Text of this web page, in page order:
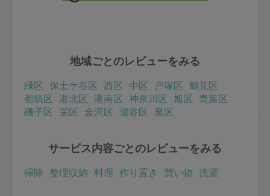
地域ごとのレビューをみる
緑区 保土ケ谷区 西区 中区 戸塚区 鶴見区
都筑区 港北区 港南区 神奈川区 旭区 青葉区
磯子区 栄区 金沢区 瀬谷区 泉区
サービス内容ごとのレビューをみる
掃除 整理収納 料理 作り置き 買い物 洗濯